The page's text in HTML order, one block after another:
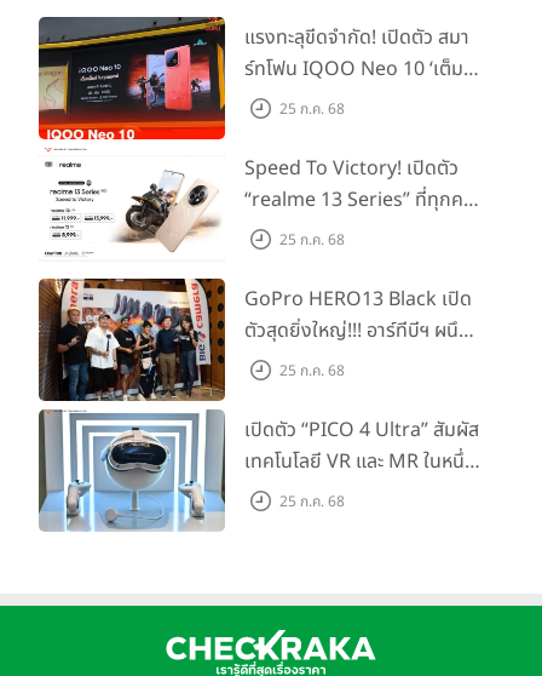
แรงทะลุขีดจำกัด! เปิดตัว สมา
ร์ทโฟน IQOO Neo 10 ‘เต็ม
แม็กซ์ในทุกแมตช์’ ในราคาเริ่ม
25 ก.ค. 68
Speed To Victory! เปิดตัว
“realme 13 Series” ที่ทุกคน
รอคอย อัพเกรดชิปเซ็ตตัวแรง
Dominator แห่งปี! ในราคา
เริ่มต้นเพียง 8,999 บาท
25 ก.ค. 68
GoPro HERO13 Black เปิด
ตัวสุดยิ่งใหญ่!!! อาร์ทีบีฯ ผนึก
กำลัง Big Camera และ
สร้างสรรค์ ‘GoPro...Go Pro
Creators’
25 ก.ค. 68
เปิดตัว “PICO 4 Ultra” สัมผัส
เทคโนโลยี VR และ MR ในหนึ่ง
เดียว ยกระดับการทำงานและ25 ก.ค. 68